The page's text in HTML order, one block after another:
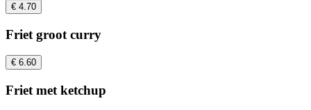
€ 4.70
Friet groot curry
€ 6.60
Friet met ketchup